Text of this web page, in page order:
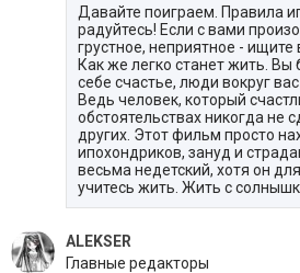
Давайте поиграем. Правила
радуйтесь! Если с вами
грустное, неприятное - ищите
Как же легко станет жить. Вы
себе счастье, люди вокруг
Ведь человек, который
обстоятельствах никогда не
других. Этот фильм просто
ипохондриков, зануд и
весьма недетский, хотя он
учитесь жить. Жить с
ALEKSER
Главные редакторы